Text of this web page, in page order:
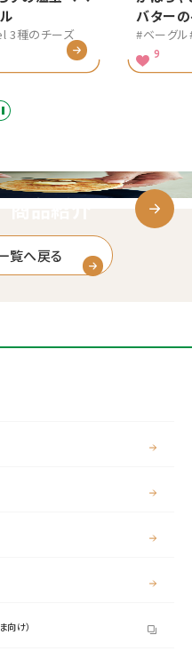
ブルーベリー
ロンチ
#ベーグ
覧へ戻る
向け）